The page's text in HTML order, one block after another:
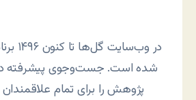
در
شده است. جست‌وجوی پیشرفته
پژوهش را برای تمام